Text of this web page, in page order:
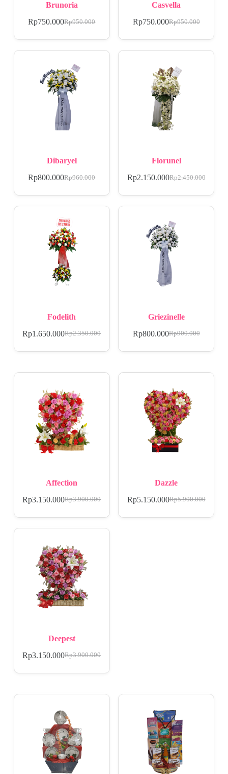
Brunoria
Rp950.000
Rp750.000
Casvella
Rp950.000
Rp750.000
Dibaryel
Rp960.000
Rp800.000
Florunel
Rp2.450.000
Rp2.150.000
Fodelith
Rp2.350.000
Rp1.650.000
Griezinelle
Rp900.000
Rp800.000
Affection
Rp3.900.000
Rp3.150.000
Dazzle
Rp5.900.000
Rp5.150.000
Deepest
Rp3.900.000
Rp3.150.000